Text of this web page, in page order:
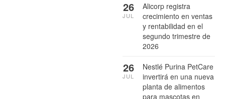
Alicorp registra
crecimiento en ventas
y rentabilidad en el
segundo trimestre de
2026
26
JUL
Nestlé Purina PetCare
invertirá en una nueva
planta de alimentos
para mascotas en
26
JUL